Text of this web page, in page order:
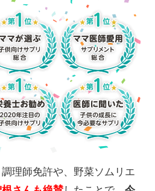
理師免許や、野菜ソムリエ